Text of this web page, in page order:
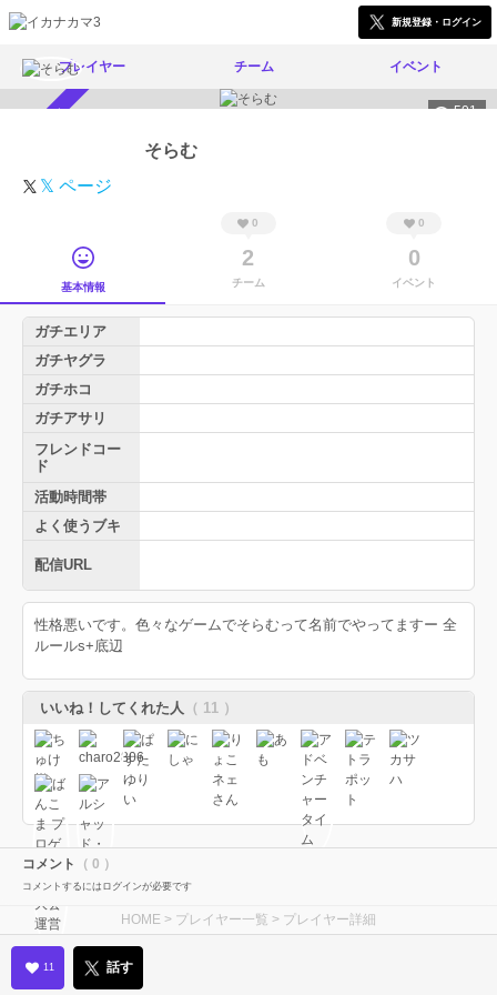
新規登録・ログイン
プレイヤー チーム イベント
501
そらむ
𝕏 ページ
基本情報
0
2
チーム
0
0
イベント
ガチエリア
ガチヤグラ
ガチホコ
ガチアサリ
フレンドコー
ド
活動時間帯
よく使うブキ
配信URL
性格悪いです。色々なゲームでそらむって名前でやってますー 全
ルールs+底辺
いいね！してくれた人 （ 11 ）
コメント （ 0 ）
コメントするにはログインが必要です
HOME > プレイヤー一覧 > プレイヤー詳細
11 話す